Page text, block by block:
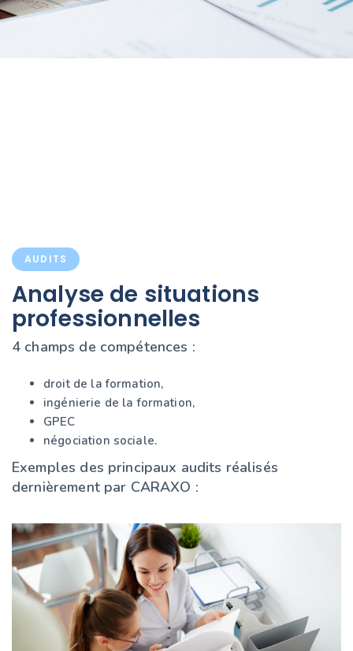
AUDITS
Analyse de situations
professionnelles
4 champs de compétences :
droit de la formation,
ingénierie de la formation,
GPEC
négociation sociale.
Exemples des principaux audits réalisés
dernièrement par CARAXO :